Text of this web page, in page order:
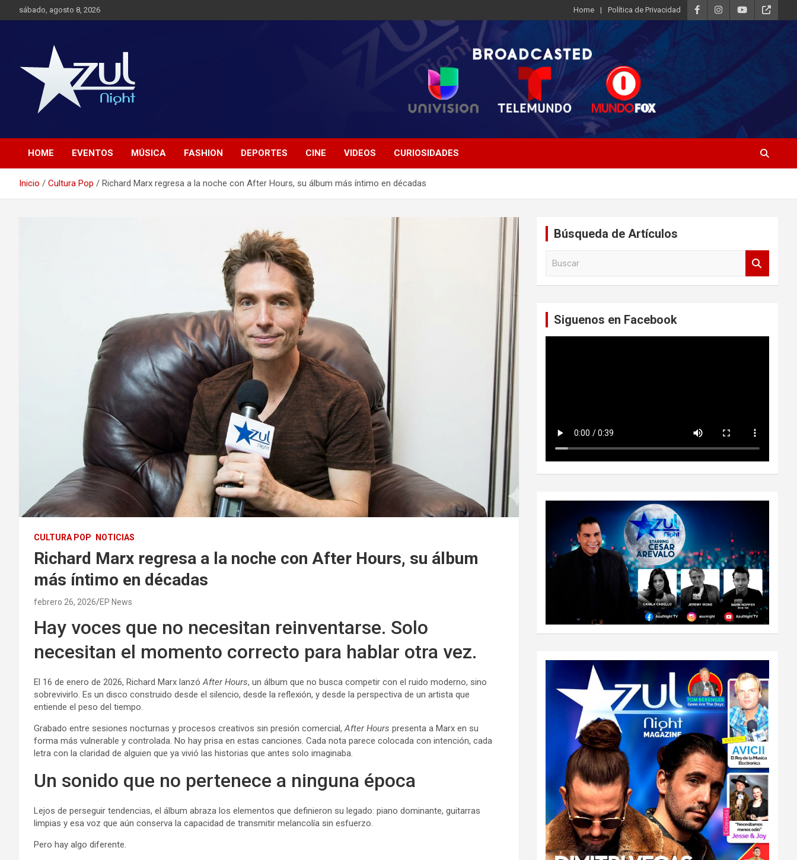
al
sábado, agosto 8, 2026 Home Política de Privacidad
Azul Night TV
HOME EVENTOS MÚSICA FASHION DEPORTES CINE VIDEOS CURIOSIDADES
Inicio Cultura Pop Richard Marx regresa a la noche con After Hours, su álbum más íntimo en décadas
CULTURA POP NOTICIAS
Richard Marx regresa a la noche con After Hours, su álbum
más íntimo en décadas
febrero 26, 2026 EP News
Hay voces que no necesitan reinventarse. Solo
necesitan el momento correcto para hablar otra vez.
El 16 de enero de 2026, Richard Marx lanzóAfter Hours, un álbum que no busca competir con el ruido moderno, sino
sobrevivirlo. Es un disco construido desde el silencio, desde la reflexión, y desde la perspectiva de un artista que
entiende el peso del tiempo.
Grabado entre sesiones nocturnas y procesos creativos sin presión comercial,After Hours presenta a Marx en su
forma más vulnerable y controlada. No hay prisa en estas canciones. Cada nota parece colocada con intención, cada
letra con la claridad de alguien que ya vivió las historias que antes solo imaginaba.
Un sonido que no pertenece a ninguna época
Lejos de perseguir tendencias, el álbum abraza los elementos que definieron su legado: piano dominante, guitarras
limpias y esa voz que aún conserva la capacidad de transmitir melancolía sin esfuerzo.
Pero hay algo diferente.
Búsqueda de Artículos
Siguenos en Facebook